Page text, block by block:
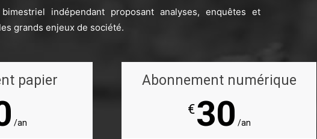
indépendant proposant analyses, enquêtes et
grands enjeux de société.
papier
/an
Abonnement numérique
€30 /an